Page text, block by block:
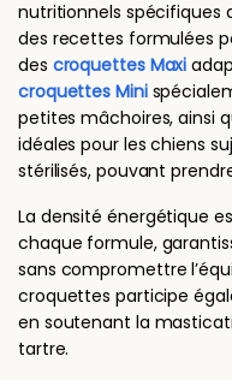
nutritionnels spécifiques
des recettes formulées
des croquettes Maxi
croquettes Mini
petites mâchoires, ainsi
idéales pour les chiens
stérilisés, pouvant
La densité énergétique
chaque formule,
sans compromettre
croquettes participe
en soutenant la
tartre.